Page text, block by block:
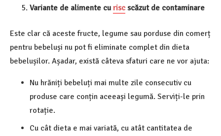
Variante de alimente cu risc scăzut de contaminare
Este clar că aceste fructe, legume sau porduse din comerț
pentru bebeluși nu pot fi eliminate complet din dieta
bebelușilor. Așadar, există câteva sfaturi care ne vor ajuta:
Nu hrăniți bebeluți mai multe zile consecutiv cu
produse care conțin aceeași legumă. Serviți-le prin
rotație.
Cu cât dieta e mai variată, cu atât cantitatea de